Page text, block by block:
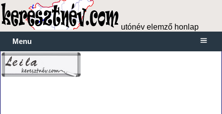
utónév elemző honlap
Menu